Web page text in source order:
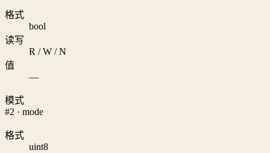
格式
bool
读写
R / W / N
值
—
模式
#2 · mode
格式
uint8